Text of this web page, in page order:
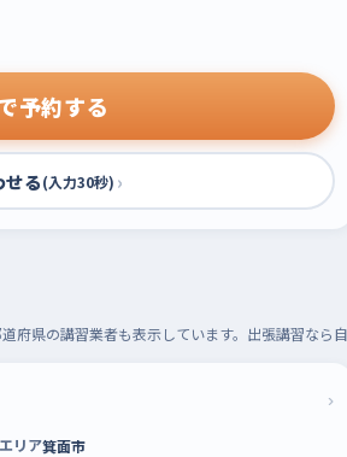
予約する
せる(入力30秒) ›
府県の講習業者も表示しています。出張講習なら
›
リア箕面市